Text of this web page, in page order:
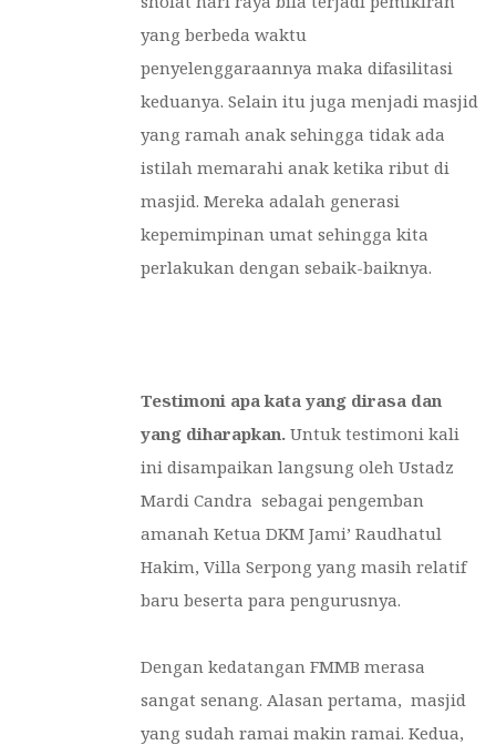
yang berbeda waktu
penyelenggaraannya maka difasilitasi
keduanya. Selain itu juga menjadi masjid
yang ramah anak sehingga tidak ada
istilah memarahi anak ketika ribut di
masjid. Mereka adalah generasi
kepemimpinan umat sehingga kita
perlakukan dengan sebaik-baiknya.
Testimoni apa kata yang dirasa dan
yang diharapkan. Untuk testimoni kali
ini disampaikan langsung oleh Ustadz
Mardi Candra sebagai pengemban
amanah Ketua DKM Jami’ Raudhatul
Hakim, Villa Serpong yang masih relatif
baru beserta para pengurusnya.
Dengan kedatangan FMMB merasa
sangat senang. Alasan pertama, masjid
yang sudah ramai makin ramai. Kedua,